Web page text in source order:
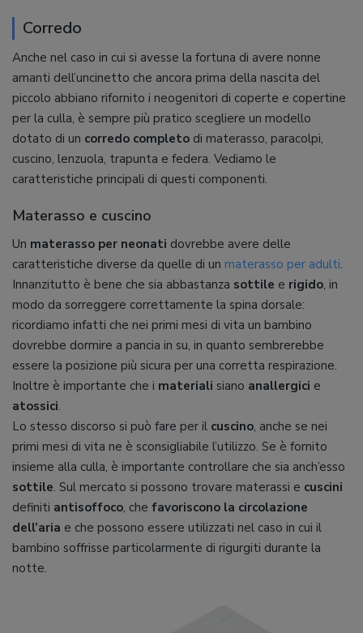
Corredo
Anche nel caso in cui si avesse la fortuna di avere nonne
amanti dell’uncinetto che ancora prima della nascita del
piccolo abbiano rifornito i neogenitori di coperte e copertine
per la culla, è sempre più pratico scegliere un modello
dotato di un corredo completo di materasso, paracolpi,
cuscino, lenzuola, trapunta e federa. Vediamo le
caratteristiche principali di questi componenti.
Materasso e cuscino
Un materasso per neonati dovrebbe avere delle
caratteristiche diverse da quelle di un materasso per adulti.
Innanzitutto è bene che sia abbastanza sottile e rigido, in
modo da sorreggere correttamente la spina dorsale:
ricordiamo infatti che nei primi mesi di vita un bambino
dovrebbe dormire a pancia in su, in quanto sembrerebbe
essere la posizione più sicura per una corretta respirazione.
Inoltre è importante che i materiali siano anallergici e
atossici.
Lo stesso discorso si può fare per il cuscino, anche se nei
primi mesi di vita ne è sconsigliabile l’utilizzo. Se è fornito
insieme alla culla, è importante controllare che sia anch’esso
sottile. Sul mercato si possono trovare materassi e cuscini
definiti antisoffoco, che favoriscono la circolazione
dell’aria e che possono essere utilizzati nel caso in cui il
bambino soffrisse particolarmente di rigurgiti durante la
notte.